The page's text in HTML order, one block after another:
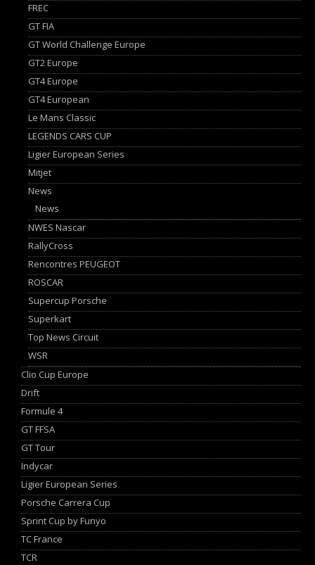
FREC
GT FIA
GT World Challenge Europe
GT2 Europe
GT4 Europe
GT4 European
Le Mans Classic
LEGENDS CARS CUP
Ligier European Series
Mitjet
News
News
NWES Nascar
RallyCross
Rencontres PEUGEOT
ROSCAR
Supercup Porsche
Superkart
Top News Circuit
WSR
Clio Cup Europe
Drift
Formule 4
GT FFSA
GT Tour
Indycar
Ligier European Series
Porsche Carrera Cup
Sprint Cup by Funyo
TC France
TCR